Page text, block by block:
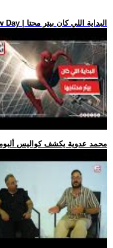
.. فيلم Spider-Man: Brand New Day | البداية اللي كان بيتر محتا
.. محمد عدوية يكشف كواليس